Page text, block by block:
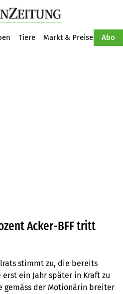
Tiere Markt & Preise Abo
Acker-BFF tritt
stimmt zu, die bereits
erst ein Jahr später in Kraft zu
gemäss der Motionärin breiter